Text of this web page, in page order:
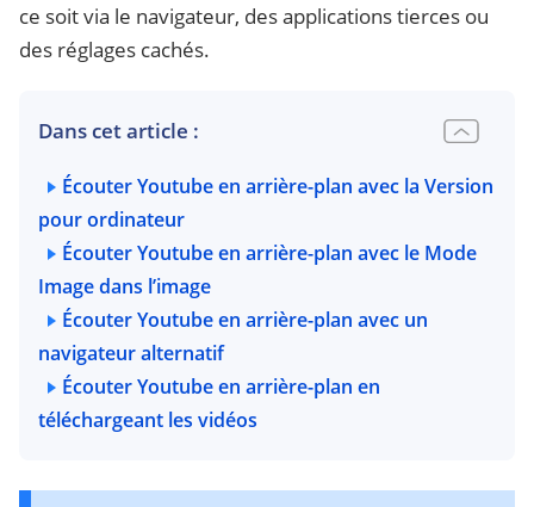
ce soit via le navigateur, des applications tierces ou
des réglages cachés.
Dans cet article :
Écouter Youtube en arrière-plan avec la Version
pour ordinateur
Écouter Youtube en arrière-plan avec le Mode
Image dans l’image
Écouter Youtube en arrière-plan avec un
navigateur alternatif
Écouter Youtube en arrière-plan en
téléchargeant les vidéos